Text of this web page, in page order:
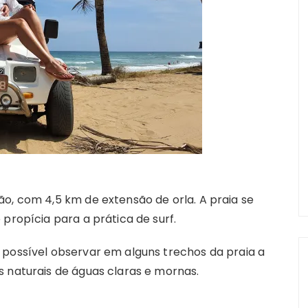
com 4,5 km de extensão de orla. A praia se
para a prática de surf.
observar em alguns trechos da praia a
de águas claras e mornas.